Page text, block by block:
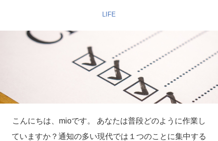
LIFE
こんにちは、mioです。 あなたは普段どのように作業し
ていますか？通知の多い現代では１つのことに集中する